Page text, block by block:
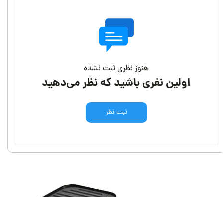
هنوز نظری ثبت نشده
اولین نفری باشید که نظر می‌دهید
ثبت نظر